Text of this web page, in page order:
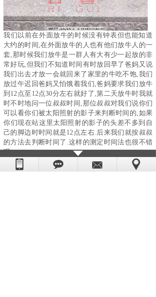
我们以前在外面放牛的时候没有钟表但也能知道
大约的时间,在外面放牛的人也有他们放牛人的一
套,那时候我们放牛是一群人有大有少一起放的非
常好玩,但我们不知道时间有时放回早了爸妈又说
我们出去才放一会就回来了家里的牛吃不饱,我们
放过午迟回爸妈又怕饿着我们,爸妈要求我们放牛
到12点至12点30分左右就好了,第二天放牛时我就
时不时地问一位叔叔时间,那位叔叔对我们说你们
可以看你们被太阳照射的影子来判断时间的,如果
你们现在站这里太阳照射的影子的头差不多到自
己的脚边时时间就是12点左右.后来我们就按叔叔
的方法去判断时间了.这样的测定时间法也很不错
哦.....
至今为止，在中国历史上有留下记载的五代计时
器分别为：日晷、沙漏、机械钟、石英钟、电波